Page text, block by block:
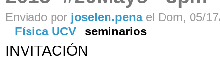
Enviado por joselen.penael Dom, 05/
Física UCV
seminarios
INVITACIÓN